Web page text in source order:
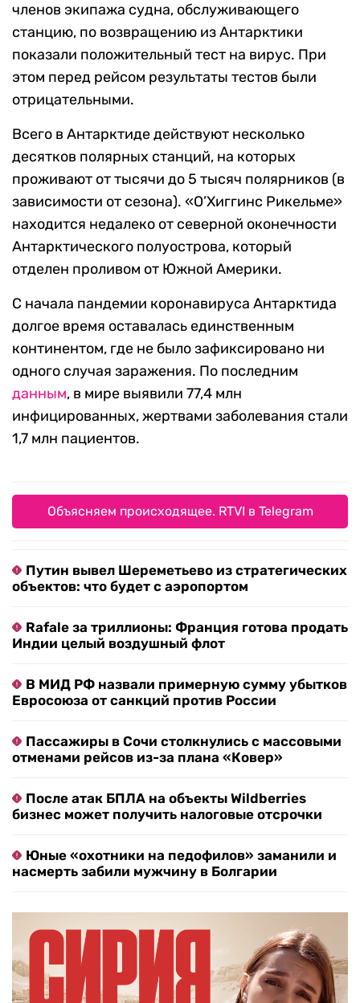
членов экипажа судна, обслуживающего
станцию, по возвращению из Антарктики
показали положительный тест на вирус. При
этом перед рейсом результаты тестов были
отрицательными.
Всего в Антарктиде действуют несколько
десятков полярных станций, на которых
проживают от тысячи до 5 тысяч полярников (в
зависимости от сезона). «О’Хиггинс Рикельме»
находится недалеко от северной оконечности
Антарктического полуострова, который
отделен проливом от Южной Америки.
С начала пандемии коронавируса Антарктида
долгое время оставалась единственным
континентом, где не было зафиксировано ни
одного случая заражения. По последним
данным, в мире выявили 77,4 млн
инфицированных, жертвами заболевания стали
1,7 млн пациентов.
Объясняем происходящее. RTVI в Telegram
Путин вывел Шереметьево из стратегических
объектов: что будет с аэропортом
Rafale за триллионы: Франция готова продать
Индии целый воздушный флот
В МИД РФ назвали примерную сумму убытков
Евросоюза от санкций против России
Пассажиры в Сочи столкнулись с массовыми
отменами рейсов из-за плана «Ковер»
После атак БПЛА на объекты Wildberries
бизнес может получить налоговые отсрочки
Юные «охотники на педофилов» заманили и
насмерть забили мужчину в Болгарии